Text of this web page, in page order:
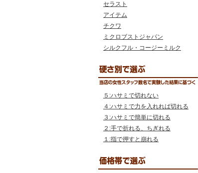
セラスト
アイテム
チクワ
ミクロブストジャパン
シルクフル・コージーミルク
５:ハサミで切れない
４:ハサミで力を入れれば切れる
３:ハサミで簡単に切れる
２:手で折れる、ちぎれる
１:指で押すと崩れる